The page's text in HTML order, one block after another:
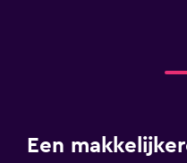
Een